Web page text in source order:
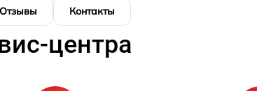
Отзывы Контакты
центра